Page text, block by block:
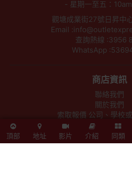
頂部 地址 影片 介紹 同類
- 星期一至五：
觀塘成業街27號日昇中
Email
查詢熱線 :3956
WhatsApp
商店資訊
聯絡我們
關於我們
索取報價 公司、學校
以公司採購卡(P卡)